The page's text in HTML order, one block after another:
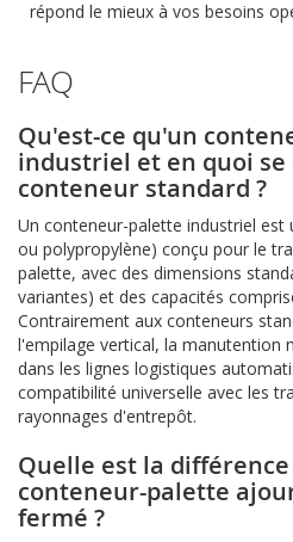
répond le mieux à vos besoins
FAQ
Qu'est-ce qu'un
industriel et en quoi
conteneur standard ?
Un conteneur-palette industriel est
ou polypropylène) conçu pour le
palette, avec des dimensions
variantes) et des capacités
Contrairement aux conteneurs
l'empilage vertical, la manutention
dans les lignes logistiques
compatibilité universelle avec les
rayonnages d'entrepôt.
Quelle est la
conteneur-palette
fermé ?